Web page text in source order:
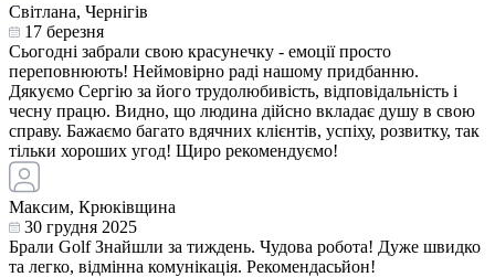
Світлана, Чернігів
17 березня
Сьогодні забрали свою красунечку - емоції просто
переповнюють! Неймовірно раді нашому придбанню.
Дякуємо Сергію за його трудолюбивість, відповідальність і
чесну працю. Видно, що людина дійсно вкладає душу в свою
справу. Бажаємо багато вдячних клієнтів, успіху, розвитку, так
тільки хороших угод! Щиро рекомендуємо!
Максим, Крюківщина
30 грудня 2025
Брали Golf Знайшли за тиждень. Чудова робота! Дуже швидко
та легко, відмінна комунікація. Рекомендасьйон!